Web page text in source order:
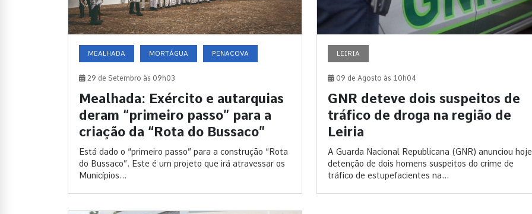
MEALHADA MORTÁGUA PENACOVA
29 de Setembro às 09h03
Mealhada: Exército e autarquias
deram “primeiro passo” para a
criação da “Rota do Bussaco”
Está dado o “primeiro passo” para a construção “Rota
do Bussaco”. Este é um projeto que irá atravessar os
Municípios...
LEIRIA
09 de Agosto às 10h04
GNR deteve dois suspeitos de
tráfico de droga na região de
Leiria
A Guarda Nacional Republicana (GNR) anunciou
detenção de dois homens suspeitos do crime de
tráfico de estupefacientes na...